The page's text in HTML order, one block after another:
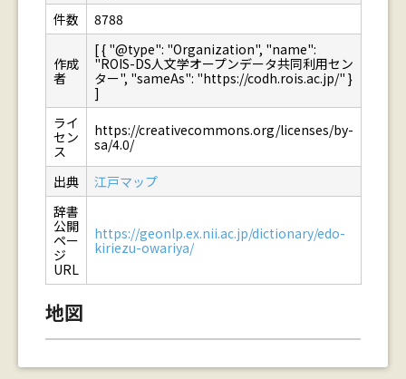
件数
8788
作成
者
[ { "@type": "Organization", "name":
"ROIS-DS人文学オープンデータ共同利用セン
ター", "sameAs": "https://codh.rois.ac.jp/" }
]
ライ
セン
ス
https://creativecommons.org/licenses/by-
sa/4.0/
出典
江戸マップ
辞書
公開
ペー
ジ
URL
https://geonlp.ex.nii.ac.jp/dictionary/edo-
kiriezu-owariya/
地図